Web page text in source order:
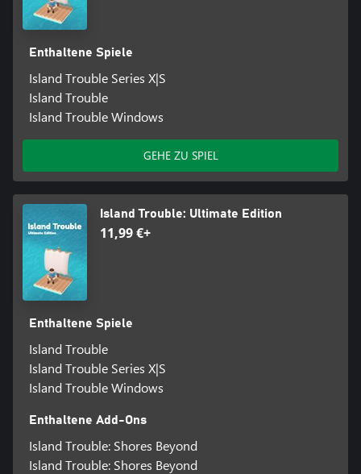
Enthaltene Spiele
Island Trouble Series X|S
Island Trouble
Island Trouble Windows
GEHE ZU SPIEL
Island Trouble: Ultimate Edition
11,99 €+
Enthaltene Spiele
Island Trouble
Island Trouble Series X|S
Island Trouble Windows
Enthaltene Add-Ons
Island Trouble: Shores Beyond
Island Trouble: Shores Beyond